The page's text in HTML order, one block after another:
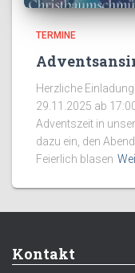
TERMINE
Herzliche
29.11.2025 ab
Adventszeit in
dazu ein, den
Feierlich blasen
Kontakt